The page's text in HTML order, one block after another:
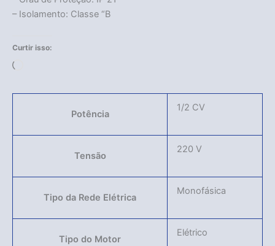
– Isolamento: Classe “B
Curtir isso:
Potência
1/2 CV
Tensão
220 V
Tipo da Rede Elétrica
Monofásica
Tipo do Motor
Elétrico